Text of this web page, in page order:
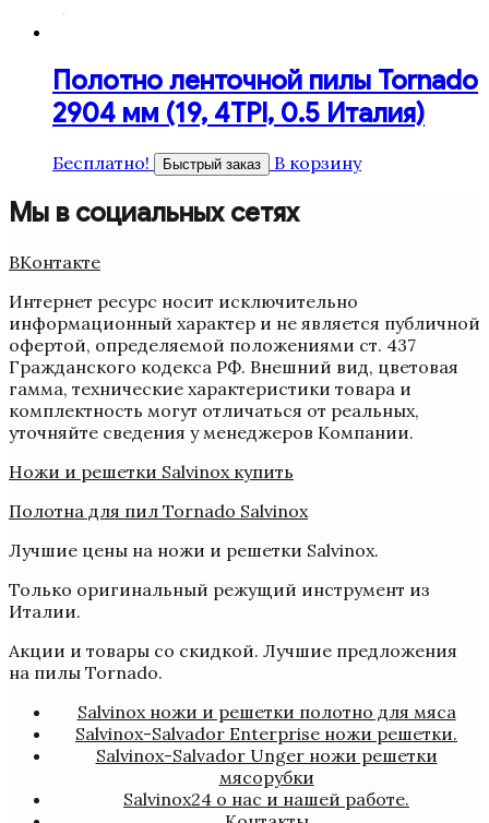
Полотно ленточной пилы Tornado
2904 мм (19, 4TPI, 0.5 Италия)
Бесплатно! Быстрый заказ В корзину
Мы в социальных сетях
ВКонтакте
Интернет ресурс носит исключительно
информационный характер и не является публичной
офертой, определяемой положениями ст. 437
Гражданского кодекса РФ. Внешний вид, цветовая
гамма, технические характеристики товара и
комплектность могут отличаться от реальных,
уточняйте сведения у менеджеров Компании.
Ножи и решетки Salvinox купить
Полотна для пил Tornado Salvinox
Лучшие цены на ножи и решетки Salvinox.
Только оригинальный режущий инструмент из
Италии.
Акции и товары со скидкой. Лучшие предложения
на пилы Tornado.
Salvinox ножи и решетки полотно для мяса
Salvinox-Salvador Enterprise ножи решетки.
Salvinox-Salvador Unger ножи решетки
мясорубки
Salvinox24 о нас и нашей работе.